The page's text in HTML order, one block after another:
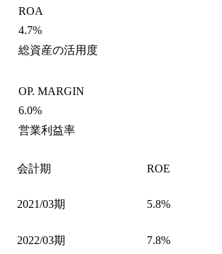
ROA
4.7%
総資産の活用度
OP. MARGIN
6.0%
営業利益率
会計期 ROE
2021/03期 5.8%
2022/03期 7.8%